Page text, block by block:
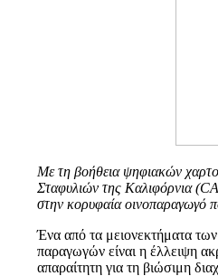
Με τη βοήθεια ψηφιακών
Σταφυλιών της Καλιφόρνια
στην κορυφαία οινοπαραγωγό
Ένα από τα μειονεκτήματα
παραγωγών είναι η έλλειψη
απαραίτητη για τη βιώσιμη